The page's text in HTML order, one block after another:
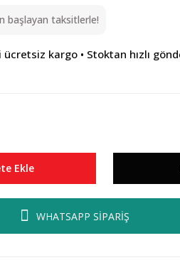
başlayan taksitlerle!
kargo • Stoktan hızlı
Ekle
WHATSAPP SİPARİŞ